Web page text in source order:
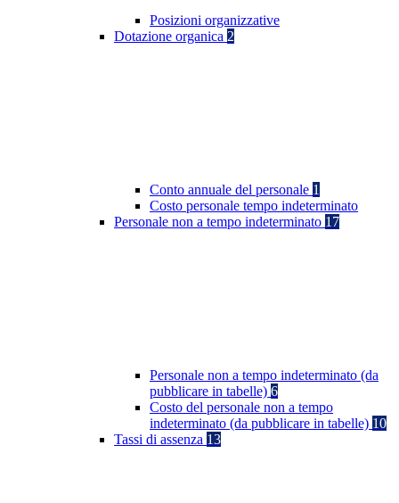
Posizioni organizzative
Dotazione organica 2
Conto annuale del personale 1
Costo personale tempo indeterminato
Personale non a tempo indeterminato 17
Personale non a tempo indeterminato (da
pubblicare in tabelle) 6
Costo del personale non a tempo
indeterminato (da pubblicare in tabelle) 10
Tassi di assenza 13